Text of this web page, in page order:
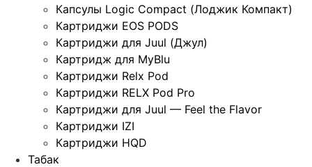
Капсулы Logic Compact (Лоджик Компакт)
Картриджи EOS PODS
Картриджи для Juul (Джул)
Картридж для MyBlu
Картриджи Relx Pod
Картриджи RELX Pod Pro
Картриджи для Juul — Feel the Flavor
Картриджи IZI
Картриджи HQD
Табак